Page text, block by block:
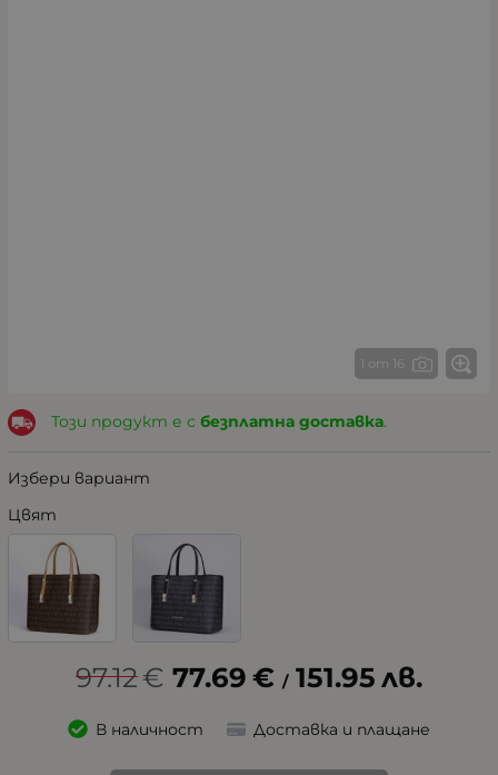
1 от 16
Този продукт е с безплатна доставка.
Избери вариант
Цвят
97.12€ 77.69 € / 151.95 лв.
В наличност Доставка и плащане